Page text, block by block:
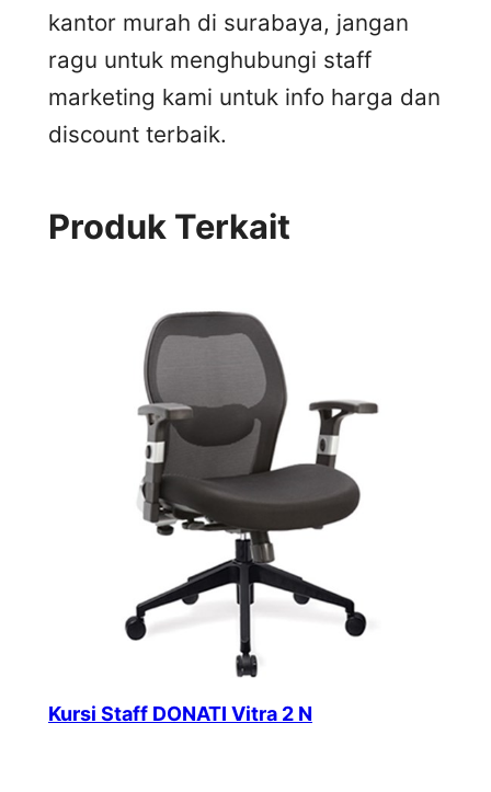
kantor murah di surabaya, jangan
ragu untuk menghubungi staff
marketing kami untuk info harga dan
discount terbaik.
Produk Terkait
Kursi Staff DONATI Vitra 2 N